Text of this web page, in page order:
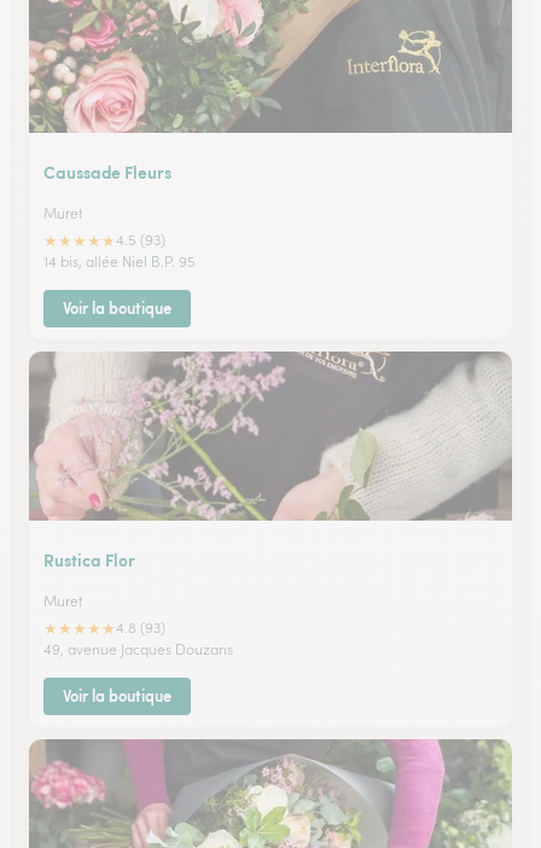
Caussade Fleurs
Muret
★★★★★4.5 (93)
14 bis, allée Niel B.P. 95
Voir la boutique
Rustica Flor
Muret
★★★★★4.8 (93)
49, avenue Jacques Douzans
Voir la boutique